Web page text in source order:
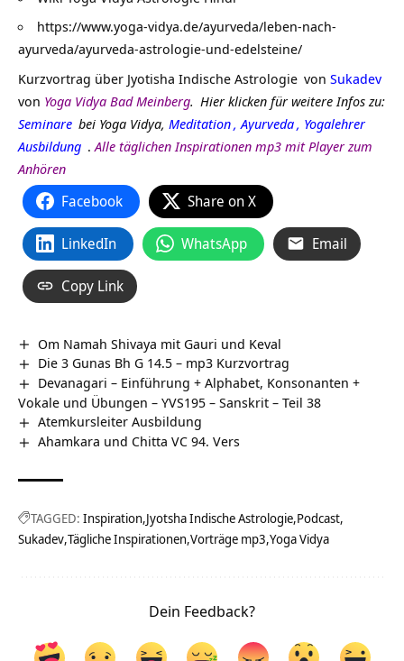
https://www.yoga-vidya.de/ayurveda/leben-nach-
ayurveda/ayurveda-astrologie-und-edelsteine/
Kurzvortrag über Jyotisha Indische Astrologie von Sukadev
von Yoga Vidya Bad Meinberg. Hier klicken für weitere Infos zu:
Seminare bei Yoga Vidya, Meditation, Ayurveda, Yogalehrer
Ausbildung . Alle täglichen Inspirationen mp3 mit Player zum
Anhören
Facebook Share on X
LinkedIn WhatsApp Email
Copy Link
Om Namah Shivaya mit Gauri und Keval
Die 3 Gunas Bh G 14.5 – mp3 Kurzvortrag
Devanagari – Einführung + Alphabet, Konsonanten +
Vokale und Übungen – YVS195 – Sanskrit – Teil 38
Atemkursleiter Ausbildung
Ahamkara und Chitta VC 94. Vers
TAGGED: Inspiration Jyotsha Indische Astrologie Podcast
Sukadev Tägliche Inspirationen Vorträge mp3 Yoga Vidya
Dein Feedback?